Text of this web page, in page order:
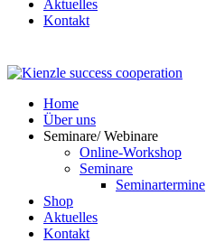
Aktuelles
Kontakt
Home
Über uns
Seminare/ Webinare
Online-Workshop
Seminare
Seminartermine
Shop
Aktuelles
Kontakt